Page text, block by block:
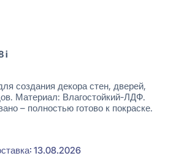
i
создания декора стен, дверей,
Материал: Влагостойкий-ЛДФ.
– полностью готово к покраске.
13.08.2026